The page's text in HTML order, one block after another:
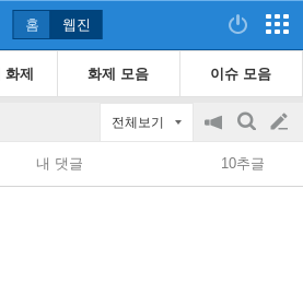
홈 웹진
제 화제 모음 이슈 모음
전체보기
공
지
on/off
검
색
글
쓰
내 댓글 10추글